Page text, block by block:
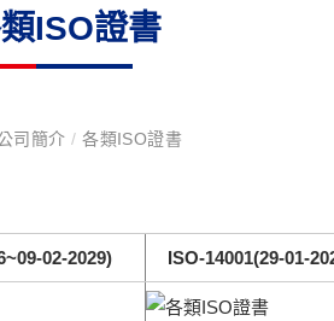
ISO證書
司簡介/ 各類ISO證書
02-2029) ISO-14001(29-01-